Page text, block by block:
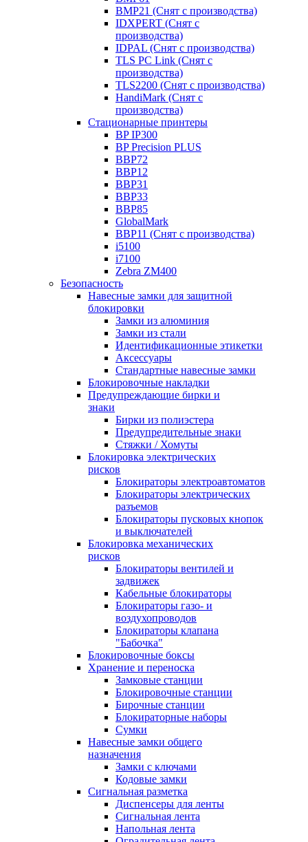
BMP21 (Снят с производства)
IDXPERT (Снят с
производства)
IDPAL (Снят с производства)
TLS PC Link (Снят с
производства)
TLS2200 (Снят с производства)
HandiMark (Снят с
производства)
Стационарные принтеры
BP IP300
BP Precision PLUS
BBP72
BBP12
BBP31
BBP33
BBP85
GlobalMark
BBP11 (Снят с производства)
i5100
i7100
Zebra ZM400
Безопасность
Навесные замки для защитной
блокировки
Замки из алюминия
Замки из стали
Идентификационные этикетки
Аксессуары
Стандартные навесные замки
Блокировочные накладки
Предупреждающие бирки и
знаки
Бирки из полиэстера
Предупредительные знаки
Стяжки / Хомуты
Блокировка электрических
рисков
Блокираторы электроавтоматов
Блокираторы электрических
разъемов
Блокираторы пусковых кнопок
и выключателей
Блокировка механических
рисков
Блокираторы вентилей и
задвижек
Кабельные блокираторы
Блокираторы газо- и
воздухопроводов
Блокираторы клапана
"Бабочка"
Блокировочные боксы
Хранение и переноска
Замковые станции
Блокировочные станции
Бирочные станции
Блокираторные наборы
Сумки
Навесные замки общего
назначения
Замки с ключами
Кодовые замки
Сигнальная разметка
Диспенсеры для ленты
Сигнальная лента
Напольная лента